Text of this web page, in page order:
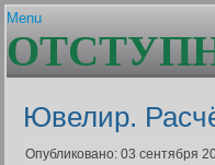
Menu
Главная
Устав
Плагин Er-help Extension
Шаржи на персонажей Граней
FAQ по Er-help Extension
Ювелир.
Опубликовано: 03 сентября